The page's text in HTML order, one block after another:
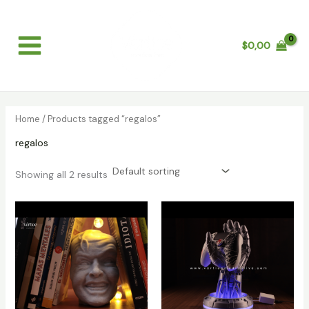
content
Menu
$0,00
Home / Products tagged “regalos”
regalos
Showing all 2 results